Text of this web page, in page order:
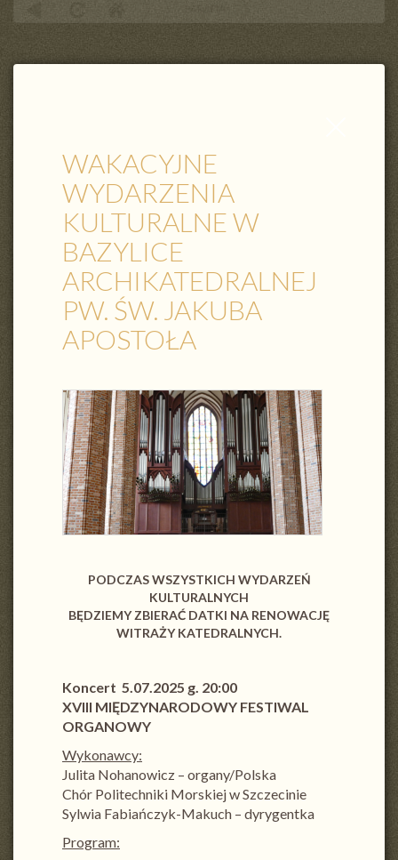
WAKACYJNE WYDARZENIA KULTURALNE W BAZYLICE
ARCHIKATEDRALNEJ PW. ŚW. JAKUBA APOSTOŁA
WAKACYJNE
WYDARZENIA
KULTURALNE W
BAZYLICE
ARCHIKATEDRALNEJ
PW. ŚW. JAKUBA
APOSTOŁA
PODCZAS WSZYSTKICH WYDARZEŃ
KULTURALNYCH
BĘDZIEMY ZBIERAĆ DATKI NA RENOWACJĘ
WITRAŻY KATEDRALNYCH.
Koncert 5.07.2025 g. 20:00
XVIII MIĘDZYNARODOWY FESTIWAL
ORGANOWY
Wykonawcy:
Julita Nohanowicz – organy/Polska
Chór Politechniki Morskiej w Szczecinie
Sylwia Fabiańczyk-Makuch – dyrygentka
Program: